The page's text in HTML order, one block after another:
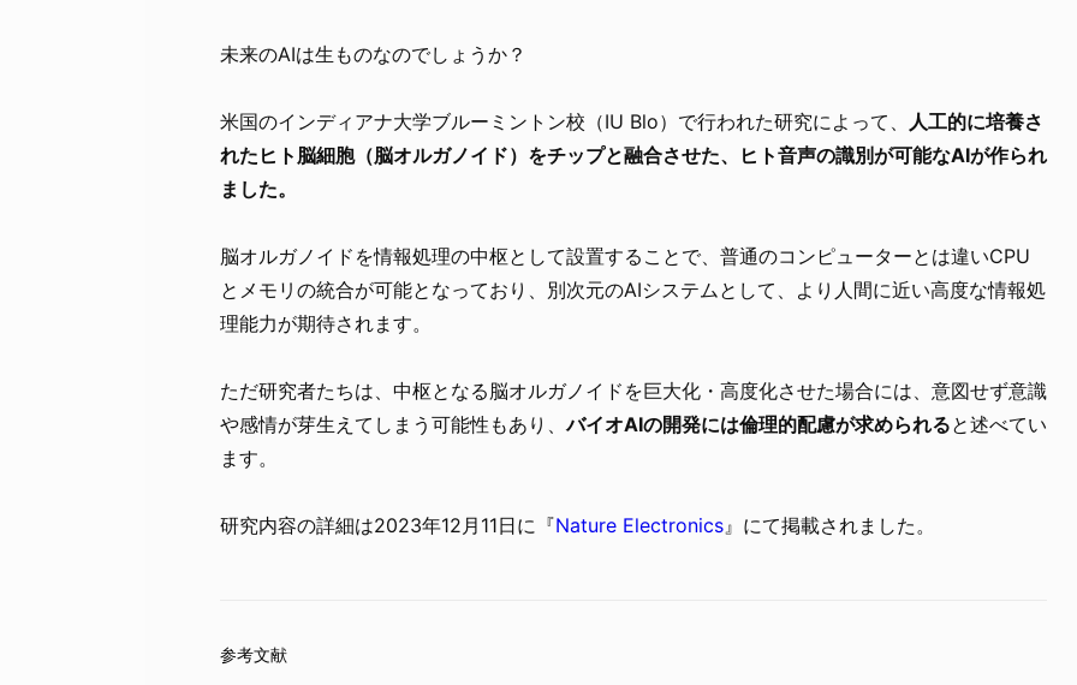
未来のAIは生ものなのでしょうか？
米国のインディアナ大学ブルーミントン校（IU Blo）で行われた研究によって、 人工的に培養さ
れたヒト脳細胞（脳オルガノイド）をチップと融合させた、ヒト音声の識別が可能なAIが作られ
ました。
脳オルガノイドを情報処理の中枢として設置することで、普通のコンピューターとは違いCPU
とメモリの統合が可能となっており、別次元のAIシステムとして、より人間に近い高度な情報処
理能力が期待されます。
ただ研究者たちは、中枢となる脳オルガノイドを巨大化・高度化させた場合には、意図せず意識
や感情が芽生えてしまう可能性もあり、バイオAIの開発には倫理的配慮が求められると述べてい
ます。
研究内容の詳細は2023年12月11日に『Nature Electronics』にて掲載されました。